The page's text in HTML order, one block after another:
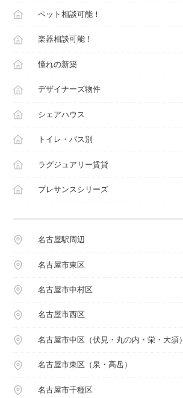
ペット相談可能！
楽器相談可能！
憧れの新築
デザイナーズ物件
シェアハウス
トイレ・バス別
ラグジュアリー賃貸
プレサンスシリーズ
名古屋駅周辺
名古屋市東区
名古屋市中村区
名古屋市西区
名古屋市中区（伏見・丸の内・栄・大須）
名古屋市東区（泉・高岳）
名古屋市千種区